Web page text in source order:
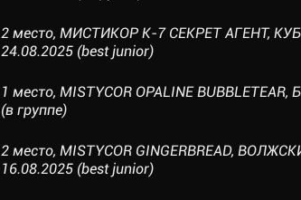
2 место, МИСТИКОР К-7 СЕКРЕТ АГЕНТ,
24.08.2025 (best junior)
1 место, MISTYCOR OPALINE
(в группе)
2 место, MISTYCOR GINGERBREAD,
16.08.2025 (best junior)